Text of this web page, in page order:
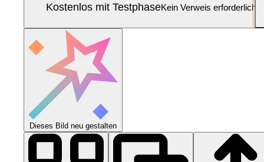
Kostenlos mit TestphaseKein Verweis erforderlich
Dieses Bild neu gestalten